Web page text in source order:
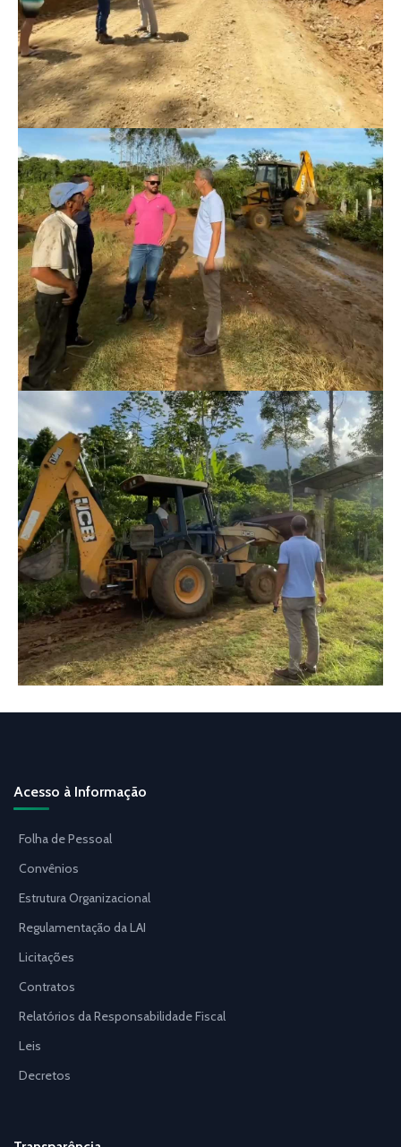
Acesso à Informação
Folha de Pessoal
Convênios
Estrutura Organizacional
Regulamentação da LAI
Licitações
Contratos
Relatórios da Responsabilidade Fiscal
Leis
Decretos